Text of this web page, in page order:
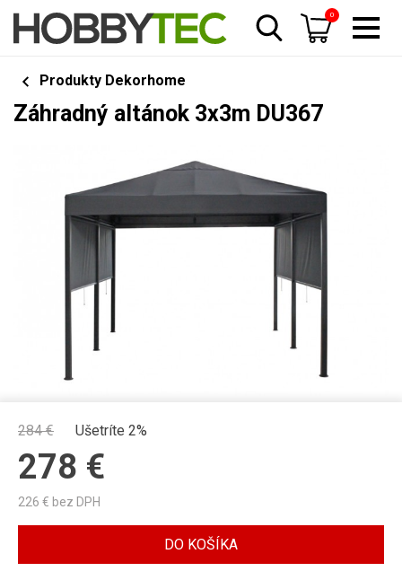
0
Produkty Dekorhome
Záhradný altánok 3x3m DU367
284€ Ušetríte 2%
278 €
226 € bez DPH
DO KOŠÍKA